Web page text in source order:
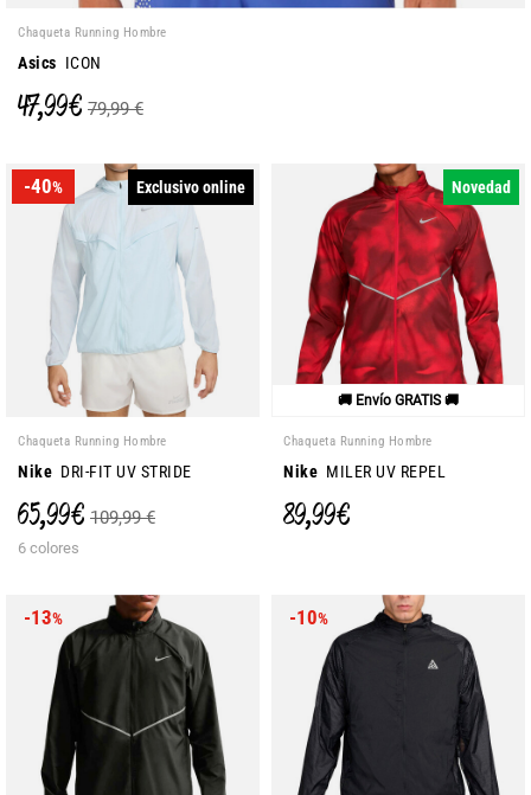
Chaqueta Running Hombre
Asics ICON
47,99 € 79,99 €
-40% Exclusivo online
Chaqueta Running Hombre
Nike DRI-FIT UV STRIDE
65,99 € 109,99 €
6 colores
Novedad
🚚 Envío GRATIS 🚚
Chaqueta Running Hombre
Nike MILER UV REPEL
89,99 €
-13% -10%